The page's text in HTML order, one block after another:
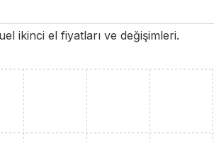
ikinci el fiyatları ve değişimleri.